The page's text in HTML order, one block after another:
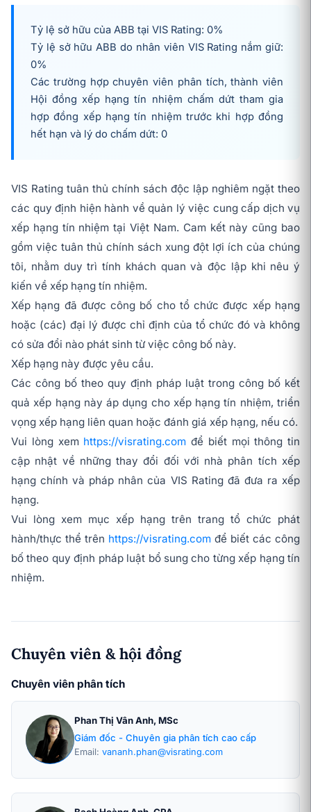
Tỷ lệ sở hữu của ABB tại VIS Rating: 0%
Tỷ lệ sở hữuABB do nhân viên VIS Rating nắm giữ:
0%
Các trường hợp chuyên viên phân tích, thành viên
Hội đồng xếp hạng tín nhiệm chấm dứt tham gia
hợp đồng xếp hạng tín nhiệm trước khi hợp đồng
hết hạn và lý do chấm dứt: 0
VIS Rating tuân thủ chính sách độc lập nghiêm ngặt theo
các quy định hiện hành về quản lý việc cung cấp dịch vụ
xếp hạng tín nhiệm tại Việt Nam. Cam kết này cũng bao
gồm việc tuân thủ chính sách xung đột lợi ích của chúng
tôi, nhằm duy trì tính khách quan và độc lập khi nêu ý
kiến về xếp hạng tín nhiệm.
Xếp hạng đã được công bố cho tổ chức được xếp hạng
hoặc (các) đại lý được chỉ định của tổ chức đó và không
có sửa đổi nào phát sinh từ việc công bố này.
Xếp hạng này được yêu cầu.
Các công bố theo quy định pháp luật trong công bố kết
quả xếp hạng này áp dụng cho xếp hạng tín nhiệm, triển
vọng xếp hạng liên quan hoặc đánh giá xếp hạng, nếu có.
Vui lòng xem https://visrating.com để biết mọi thông tin
cập nhật về những thay đổi đối với nhà phân tích xếp
hạng chính và pháp nhân của VIS Rating đã đưa ra xếp
hạng.
Vui lòng xem mục xếp hạng trên trang tổ chức phát
hành/thực thể trên https://visrating.com để biết các công
bố theo quy định pháp luật bổ sung cho từng xếp hạng tín
nhiệm.
Chuyên viên & hội đồng
Chuyên viên phân tích
Phan Thị Vân Anh, MSc
Giám đốc - Chuyên gia phân tích cao cấp
Email: vananh.phan@visrating.com